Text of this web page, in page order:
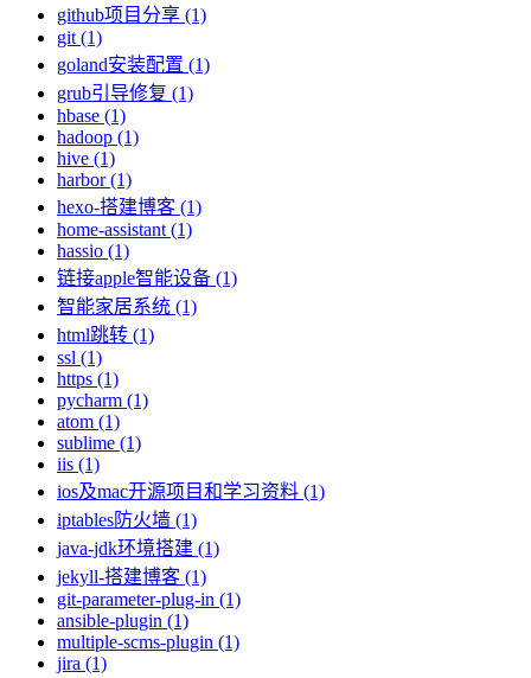
github项目分享 (1)
git (1)
goland安装配置 (1)
grub引导修复 (1)
hbase (1)
hadoop (1)
hive (1)
harbor (1)
hexo-搭建博客 (1)
home-assistant (1)
hassio (1)
链接apple智能设备 (1)
智能家居系统 (1)
html跳转 (1)
ssl (1)
https (1)
pycharm (1)
atom (1)
sublime (1)
iis (1)
ios及mac开源项目和学习资料 (1)
iptables防火墙 (1)
java-jdk环境搭建 (1)
jekyll-搭建博客 (1)
git-parameter-plug-in (1)
ansible-plugin (1)
multiple-scms-plugin (1)
jira (1)